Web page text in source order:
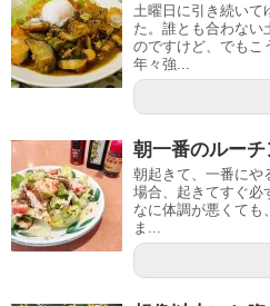
土曜日に引き続いて
た。誰とも合わない
のですけど、でもこ
年々強...
朝一番のルー
朝起きて、一番にや
場合、起きてすぐ必
なに体調が悪くても
ま...